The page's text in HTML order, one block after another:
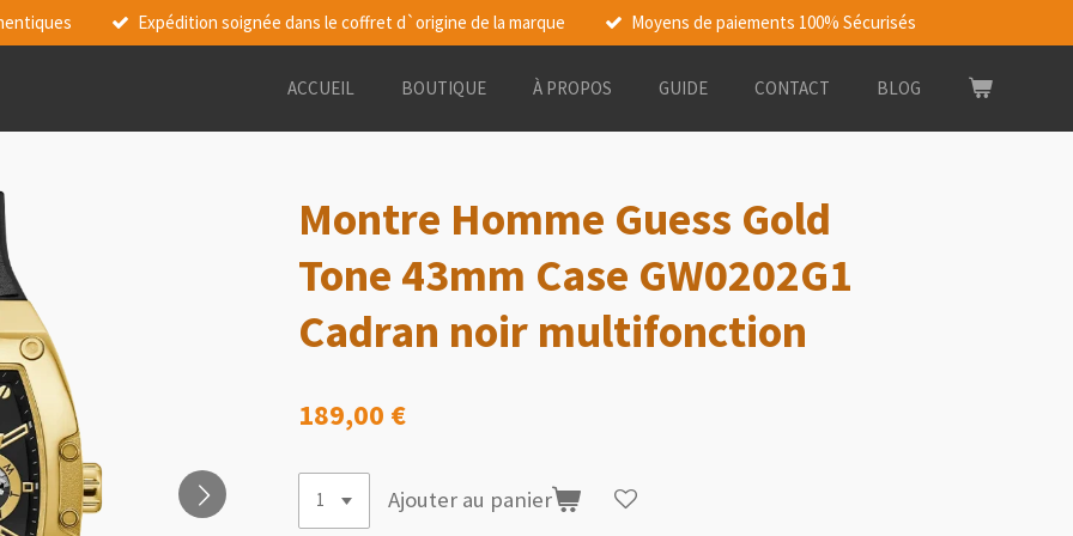
Expédition soignée dans le coffret d`origine de la marque Moyens de paiements 100% Sécurisés
ACCUEIL BOUTIQUE À PROPOS GUIDE CONTACT BLOG
Montre Homme Guess Gold
Tone 43mm Case GW0202G1
Cadran noir multifonction
189,00 €
Ajouter au panier